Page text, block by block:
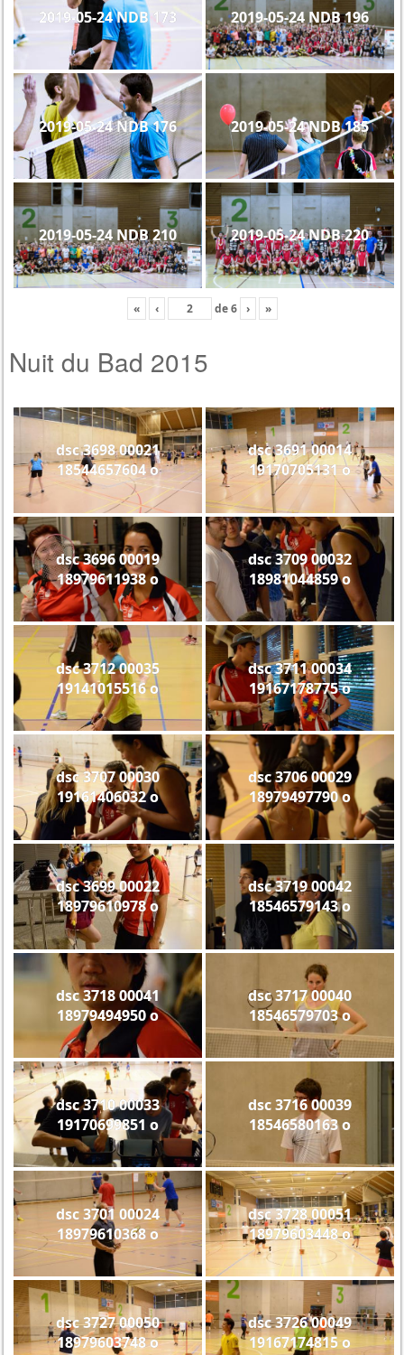
2019-05-24 NDB 173 2019-05-24 NDB 196
2019-05-24 NDB 176 2019-05-24 NDB 185
2019-05-24 NDB 210 2019-05-24 NDB 220
« ‹ de6 › »
Nuit du Bad 2015
dsc 3698 00021
18544657604 o
dsc 3691 00014
19170705131 o
dsc 3696 00019
18979611938 o
dsc 3709 00032
18981044859 o
dsc 3712 00035
19141015516 o
dsc 3711 00034
19167178775 o
dsc 3707 00030
19161406032 o
dsc 3706 00029
18979497790 o
dsc 3699 00022
18979610978 o
dsc 3719 00042
18546579143 o
dsc 3718 00041
18979494950 o
dsc 3717 00040
18546579703 o
dsc 3710 00033
19170699851 o
dsc 3716 00039
18546580163 o
dsc 3701 00024
18979610368 o
dsc 3728 00051
18979603448 o
dsc 3727 00050
18979603748 o
dsc 3726 00049
19167174815 o